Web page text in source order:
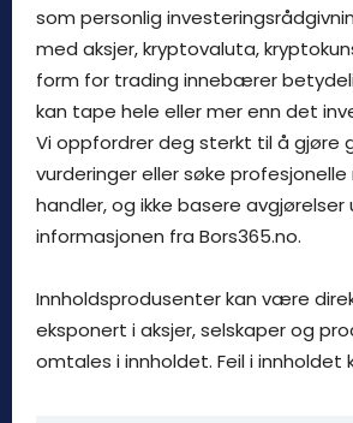
som personlig
med aksjer, kryptovaluta,
form for trading innebærer
kan tape hele eller mer enn det
Vi oppfordrer deg sterkt til å gjøre
vurderinger eller søke
handler, og ikke basere
informasjonen fra Bors365.no.
Innholdsprodusenter kan være
eksponert i aksjer, selskaper og
omtales i innholdet. Feil i innholdet